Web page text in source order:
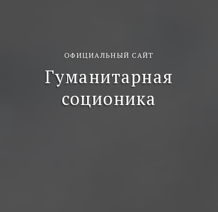
ОФИЦИАЛЬНЫЙ САЙТ
Гуманитарная
соционика